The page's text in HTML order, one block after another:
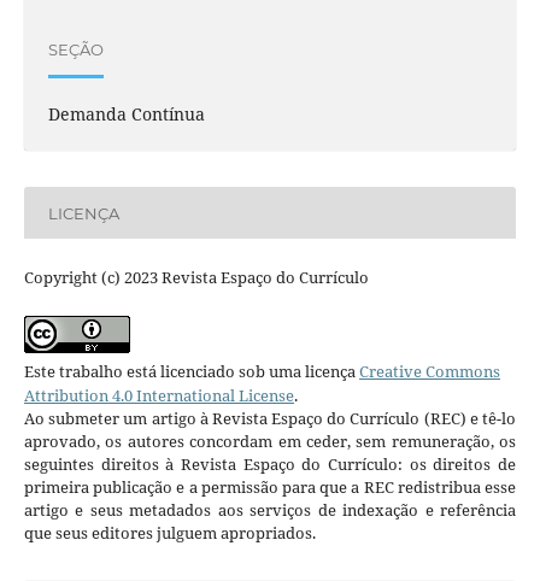
SEÇÃO
Demanda Contínua
LICENÇA
Copyright (c) 2023 Revista Espaço do Currículo
Este trabalho está licenciado sob uma licençaCreative Commons
Attribution 4.0 International License.
Ao submeter um artigo à Revista Espaço do Currículo (REC) e tê-lo
aprovado, os autores concordam em ceder, sem remuneração, os
seguintes direitos à Revista Espaço do Currículo: os direitos de
primeira publicação e a permissão para que a REC redistribua esse
artigo e seus metadados aos serviços de indexação e referência
que seus editores julguem apropriados.